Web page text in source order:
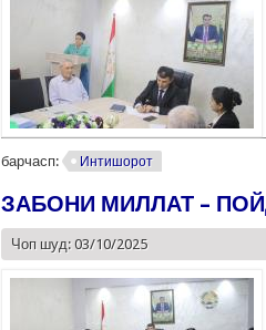
барчасп: Интишорот
ЗАБОНИ МИЛЛАТ –
Чоп шуд: 03/10/2025